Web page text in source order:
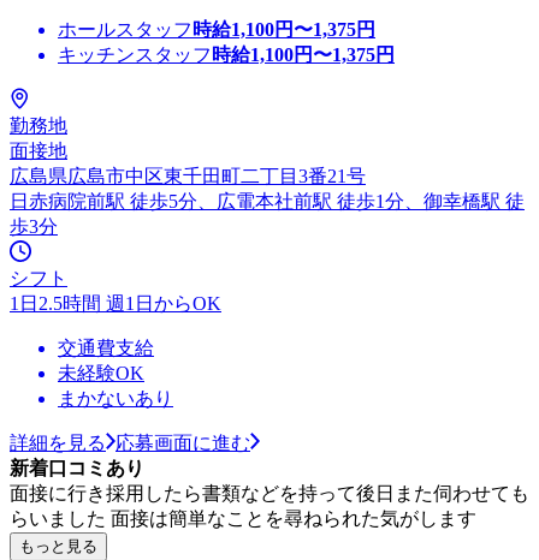
ホールスタッフ 時給1,100円〜1,375円
キッチンスタッフ 時給1,100円〜1,375円
勤務地
面接地
広島県広島市中区東千田町二丁目3番21号
日赤病院前駅 徒歩5分、広電本社前駅 徒歩1分、御幸橋駅 徒
歩3分
シフト
1日2.5時間 週1日からOK
交通費支給
未経験OK
まかないあり
詳細を見る
応募画面に進む
新着口コミあり
面接に行き採用したら書類などを持って後日また伺わせても
らいました 面接は簡単なことを尋ねられた気がします
もっと見る